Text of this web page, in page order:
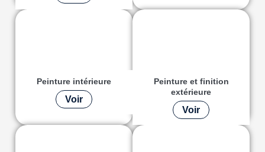
Peinture intérieure
Voir
Peinture et finition
extérieure
Voir